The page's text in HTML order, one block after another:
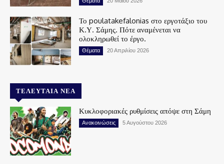
Το poulatakefalonias στο εργοτάξιο του
Κ.Υ. Σάμης. Πότε αναμένεται να
ολοκληρωθεί το έργο.
Θέματα 20 Απριλίου 2026
ΤΕΛΕΥΤΑΊΑ ΝΈΑ
Κυκλοφοριακές ρυθμίσεις απόψε στη Σάμη
Ανακοινώσεις 5 Αυγούστου 2026